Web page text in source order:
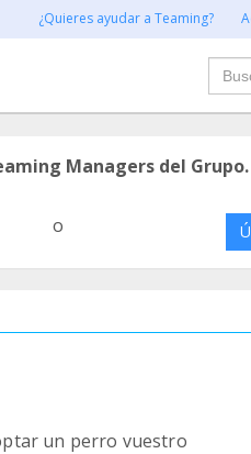
¿Quieres ayudar a Teaming?
Managers del Grupo.
o
un perro vuestro